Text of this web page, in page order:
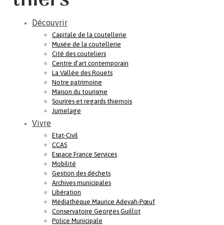
Découvrir
Capitale de la coutellerie
Musée de la coutellerie
Cité des couteliers
Centre d’art contemporain
La Vallée des Rouets
Notre patrimoine
Maison du tourisme
Sourires et regards thiernois
Jumelage
Vivre
Etat-Civil
CCAS
Espace France Services
Mobilité
Gestion des déchets
Archives municipales
Libération
Médiathèque Maurice Adevah-Pœuf
Conservatoire Georges Guillot
Police Municipale